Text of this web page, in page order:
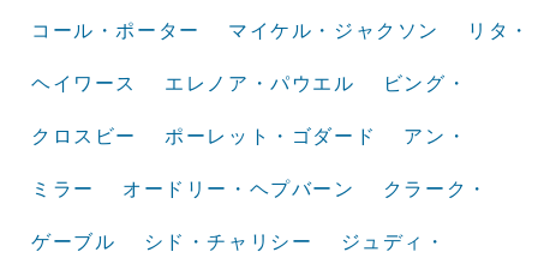
コール・ポーター マイケル・ジャクソン リタ・
ヘイワース エレノア・パウエル ビング・
クロスビー ポーレット・ゴダード アン・
ミラー オードリー・ヘプバーン クラーク・
ゲーブル シド・チャリシー ジュディ・